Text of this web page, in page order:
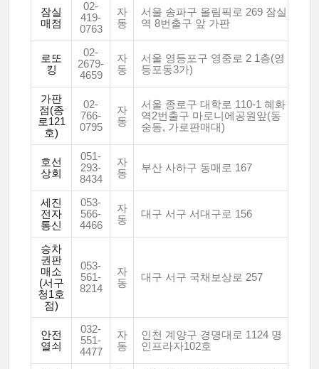
잠실
매점
02-
419-
0763
자
동
서울 송파구 올림픽로 269 잠실
역 8번출구 앞 가판
로또
킹
02-
2679-
4659
자
동
서울 영등포구 영중로 2 1층(영
등포동3가)
가판
점(종
로121
호)
02-
766-
0795
자
동
서울 종로구 대학로 110-1 혜화
역2번출구 마로니에공원앞(동
숭동, 가로판매대)
호선
상회
051-
293-
8434
자
동
부산 사하구 동매로 167
세진
전자
통신
053-
566-
4466
자
동
대구 서구 서대구로 156
승차
권판
매소
(서구
청1호
점)
053-
561-
8214
자
동
대구 서구 국채보상로 257
안전
열쇠
032-
551-
4477
자
동
인천 계양구 경명대로 1124 명
인프라자102호